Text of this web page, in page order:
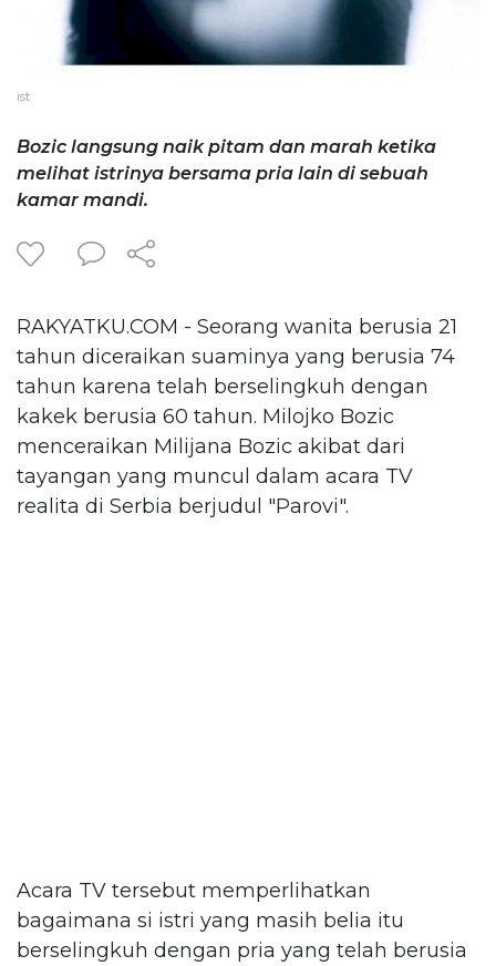
ist
Bozic langsung naik pitam dan marah ketika
melihat istrinya bersama pria lain di sebuah
kamar mandi.
RAKYATKU.COM - Seorang wanita berusia 21
tahun diceraikan suaminya yang berusia 74
tahun karena telah berselingkuh dengan
kakek berusia 60 tahun. Milojko Bozic
menceraikan Milijana Bozic akibat dari
tayangan yang muncul dalam acara TV
realita di Serbia berjudul "Parovi".
Acara TV tersebut memperlihatkan
bagaimana si istri yang masih belia itu
berselingkuh dengan pria yang telah berusia